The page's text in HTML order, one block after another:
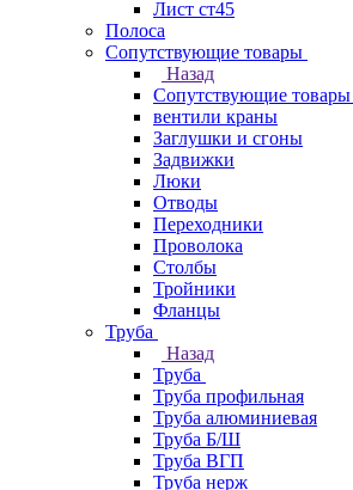
Лист ст45
Полоса
Сопутствующие товары
Назад
Сопутствующие товары
вентили краны
Заглушки и сгоны
Задвижки
Люки
Отводы
Переходники
Проволока
Столбы
Тройники
Фланцы
Труба
Назад
Труба
Труба профильная
Труба алюминиевая
Труба Б/Ш
Труба ВГП
Труба нерж